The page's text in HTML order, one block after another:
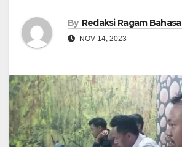
By Redaksi Ragam Bahasa
NOV 14, 2023